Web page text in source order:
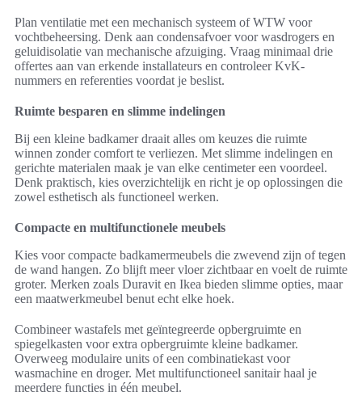
Plan ventilatie met een mechanisch systeem of WTW voor
vochtbeheersing. Denk aan condensafvoer voor wasdrogers en
geluidisolatie van mechanische afzuiging. Vraag minimaal drie
offertes aan van erkende installateurs en controleer KvK-
nummers en referenties voordat je beslist.
Ruimte besparen en slimme indelingen
Bij een kleine badkamer draait alles om keuzes die ruimte
winnen zonder comfort te verliezen. Met slimme indelingen en
gerichte materialen maak je van elke centimeter een voordeel.
Denk praktisch, kies overzichtelijk en richt je op oplossingen die
zowel esthetisch als functioneel werken.
Compacte en multifunctionele meubels
Kies voor compacte badkamermeubels die zwevend zijn of tegen
de wand hangen. Zo blijft meer vloer zichtbaar en voelt de ruimte
groter. Merken zoals Duravit en Ikea bieden slimme opties, maar
een maatwerkmeubel benut echt elke hoek.
Combineer wastafels met geïntegreerde opbergruimte en
spiegelkasten voor extra opbergruimte kleine badkamer.
Overweeg modulaire units of een combinatiekast voor
wasmachine en droger. Met multifunctioneel sanitair haal je
meerdere functies in één meubel.